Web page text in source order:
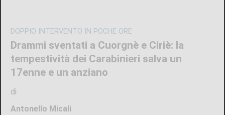
DOPPIO INTERVENTO IN POCHE ORE
Drammi sventati a Cuorgnè e Ciriè: la
tempestività dei Carabinieri salva un
17enne e un anziano
di
Antonello Micali